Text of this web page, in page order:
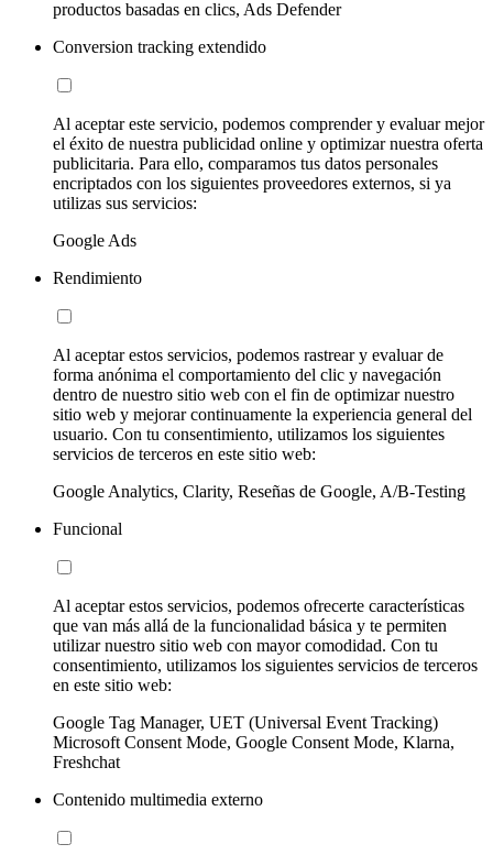
productos basadas en clics, Ads Defender
Conversion tracking extendido
Al aceptar este servicio, podemos comprender y evaluar mejor
el éxito de nuestra publicidad online y optimizar nuestra oferta
publicitaria. Para ello, comparamos tus datos personales
encriptados con los siguientes proveedores externos, si ya
utilizas sus servicios:
Google Ads
Rendimiento
Al aceptar estos servicios, podemos rastrear y evaluar de
forma anónima el comportamiento del clic y navegación
dentro de nuestro sitio web con el fin de optimizar nuestro
sitio web y mejorar continuamente la experiencia general del
usuario. Con tu consentimiento, utilizamos los siguientes
servicios de terceros en este sitio web:
Google Analytics, Clarity, Reseñas de Google, A/B-Testing
Funcional
Al aceptar estos servicios, podemos ofrecerte características
que van más allá de la funcionalidad básica y te permiten
utilizar nuestro sitio web con mayor comodidad. Con tu
consentimiento, utilizamos los siguientes servicios de terceros
en este sitio web:
Google Tag Manager, UET (Universal Event Tracking)
Microsoft Consent Mode, Google Consent Mode, Klarna,
Freshchat
Contenido multimedia externo